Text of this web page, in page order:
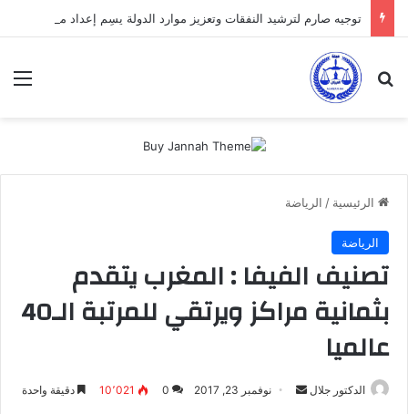
بحث عن
الرئيسية / الرياضة
الرياضة
تصنيف الفيفا : المغرب يتقدم
بثمانية مراكز ويرتقي للمرتبة الـ40
عالميا
الدكتور جلال
أرسل نوفمبر 23, 2017 0 10٬021 دقيقة واحدة